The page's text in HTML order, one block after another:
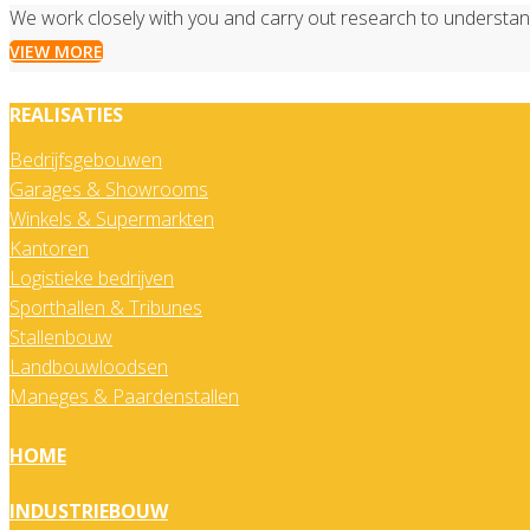
We work closely with you and carry out research to
VIEW MORE
REALISATIES
Bedrijfsgebouwen
Garages & Showrooms
Winkels & Supermarkten
Kantoren
Logistieke bedrijven
Sporthallen & Tribunes
Stallenbouw
Landbouwloodsen
Maneges & Paardenstallen
HOME
INDUSTRIEBOUW